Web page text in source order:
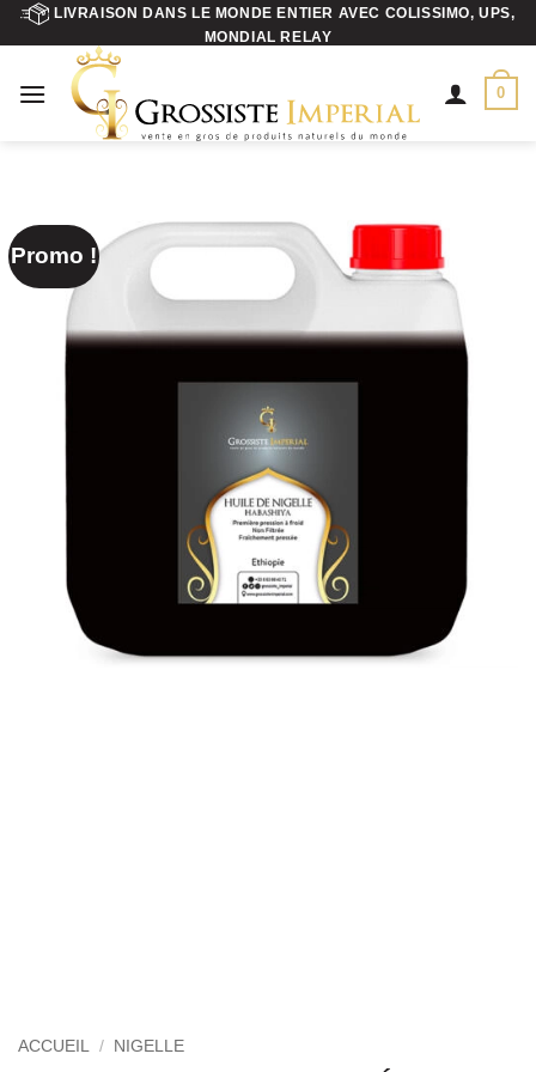
Aller
au
LIVRAISON DANS LE MONDE ENTIER AVEC COLISSIMO, UPS,
MONDIAL RELAY
0
Promo !
ACCUEIL / NIGELLE